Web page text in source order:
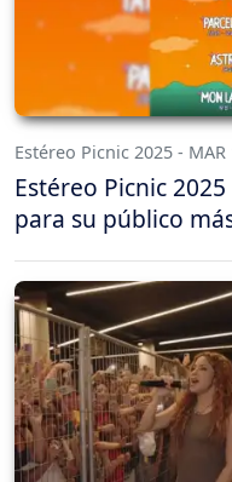
Estéreo Picnic 2025 - MAR
Estéreo Picnic
para su público